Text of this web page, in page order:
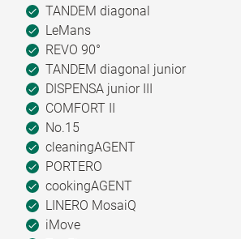
TANDEM diagonal
LeMans
REVO 90°
TANDEM diagonal junior
DISPENSA junior III
COMFORT II
No.15
cleaningAGENT
PORTERO
cookingAGENT
LINERO MosaiQ
iMove